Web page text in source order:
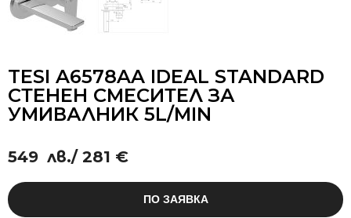
TESI A6578AA IDEAL STANDARD
СТЕНЕН СМЕСИТЕЛ ЗА
УМИВАЛНИК 5L/MIN
549 лв./ 281 €
ПО ЗАЯВКА